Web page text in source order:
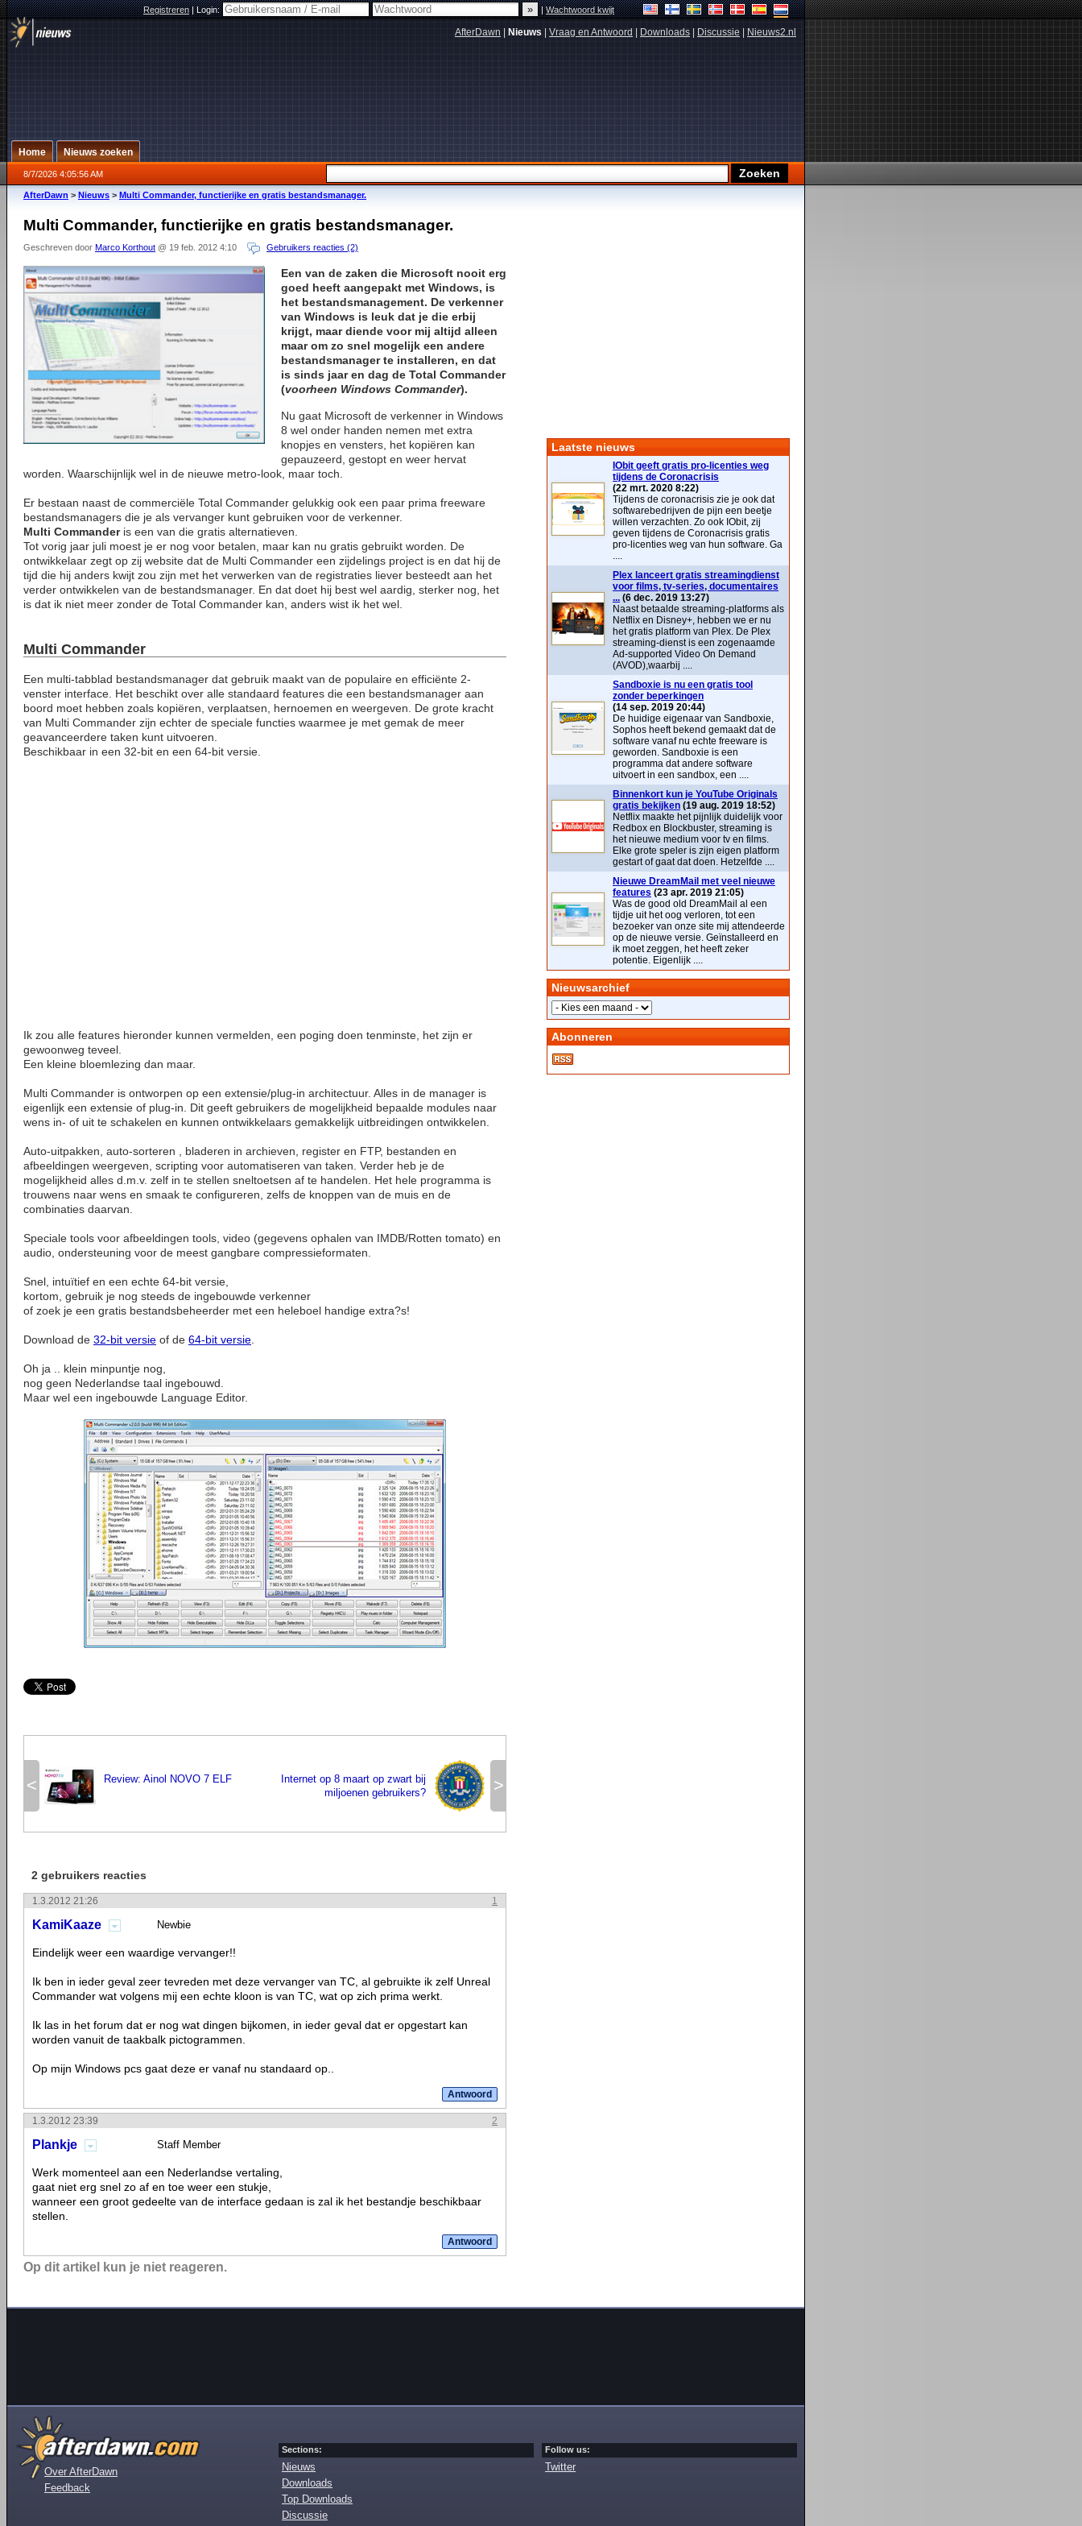
Registreren|Login: |Wachtwoord kwijt
AfterDawn Nieuws Vraag en Antwoord Downloads Discussie Nieuws2.nl
Home Nieuws zoeken
8/7/2026 4:05:56 AM
AfterDawn > Nieuws > Multi Commander, functierijke en gratis bestandsmanager.
Multi Commander, functierijke en gratis bestandsmanager.
Geschreven door Marco Korthout @ 19 feb. 2012 4:10 Gebruikers reacties (2)
Een van de zaken die Microsoft nooit erg
goed heeft aangepakt met Windows, is
het bestandsmanagement. De verkenner
van Windows is leuk dat je die erbij
krijgt, maar diende voor mij altijd alleen
maar om zo snel mogelijk een andere
bestandsmanager te installeren, en dat
is sinds jaar en dag de Total Commander
(voorheen Windows Commander).
Nu gaat Microsoft de verkenner in Windows
8 wel onder handen nemen met extra
knopjes en vensters, het kopiëren kan
gepauzeerd, gestopt en weer hervat
worden. Waarschijnlijk wel in de nieuwe metro-look, maar toch.
Er bestaan naast de commerciële Total Commander gelukkig ook een paar prima freeware
bestandsmanagers die je als vervanger kunt gebruiken voor de verkenner.
Multi Commanderis een van die gratis alternatieven.
Tot vorig jaar juli moest je er nog voor betalen, maar kan nu gratis gebruikt worden. De
ontwikkelaar zegt op zij website dat de Multi Commander een zijdelings project is en dat hij de
tijd die hij anders kwijt zou zijn met het verwerken van de registraties liever besteedt aan het
verder ontwikkelen van de bestandsmanager. En dat doet hij best wel aardig, sterker nog, het
is dat ik niet meer zonder de Total Commander kan, anders wist ik het wel.
Multi Commander
Een multi-tabblad bestandsmanager dat gebruik maakt van de populaire en efficiënte 2-
venster interface. Het beschikt over alle standaard features die een bestandsmanager aan
boord moet hebben zoals kopiëren, verplaatsen, hernoemen en weergeven. De grote kracht
van Multi Commander zijn echter de speciale functies waarmee je met gemak de meer
geavanceerdere taken kunt uitvoeren.
Beschikbaar in een 32-bit en een 64-bit versie.
Ik zou alle features hieronder kunnen vermelden, een poging doen tenminste, het zijn er
gewoonweg teveel.
Een kleine bloemlezing dan maar.
Multi Commander is ontworpen op een extensie/plug-in architectuur. Alles in de manager is
eigenlijk een extensie of plug-in. Dit geeft gebruikers de mogelijkheid bepaalde modules naar
wens in- of uit te schakelen en kunnen ontwikkelaars gemakkelijk uitbreidingen ontwikkelen.
Auto-uitpakken, auto-sorteren , bladeren in archieven, register en FTP, bestanden en
afbeeldingen weergeven, scripting voor automatiseren van taken. Verder heb je de
mogelijkheid alles d.m.v. zelf in te stellen sneltoetsen af te handelen. Het hele programma is
trouwens naar wens en smaak te configureren, zelfs de knoppen van de muis en de
combinaties daarvan.
Speciale tools voor afbeeldingen tools, video (gegevens ophalen van IMDB/Rotten tomato) en
audio, ondersteuning voor de meest gangbare compressieformaten.
Snel, intuïtief en een echte 64-bit versie,
kortom, gebruik je nog steeds de ingebouwde verkenner
of zoek je een gratis bestandsbeheerder met een heleboel handige extra?s!
Download de 32-bit versie of de 64-bit versie
Oh ja .. klein minpuntje nog,
nog geen Nederlandse taal ingebouwd.
Maar wel een ingebouwde Language Editor.
< Review: Ainol NOVO 7 ELF >
Internet op 8 maart op zwart bij
miljoenen gebruikers?
2 gebruikers reacties
1
1.3.2012 21:26
KamiKaaze Newbie
Eindelijk weer een waardige vervanger!!
Ik ben in ieder geval zeer tevreden met deze vervanger van TC, al gebruikte ik zelf Unreal
Commander wat volgens mij een echte kloon is van TC, wat op zich prima werkt.
Ik las in het forum dat er nog wat dingen bijkomen, in ieder geval dat er opgestart kan
worden vanuit de taakbalk pictogrammen.
Op mijn Windows pcs gaat deze er vanaf nu standaard op..
2
1.3.2012 23:39
Plankje Staff Member
Werk momenteel aan een Nederlandse vertaling,
gaat niet erg snel zo af en toe weer een stukje,
wanneer een groot gedeelte van de interface gedaan is zal ik het bestandje beschikbaar
stellen.
Op dit artikel kun je niet reageren.
Laatste nieuws
IObit geeft gratis pro-licenties weg
tijdens de Coronacrisis
(22 mrt. 2020 8:22)
Tijdens de coronacrisis zie je ook dat
softwarebedrijven de pijn een beetje
willen verzachten. Zo ook IObit, zij
geven tijdens de Coronacrisis gratis
pro-licenties weg van hun software. Ga
....
Plex lanceert gratis streamingdienst
voor films, tv-series, documentaires
... (6 dec. 2019 13:27)
Naast betaalde streaming-platforms als
Netflix en Disney+, hebben we er nu
het gratis platform van Plex. De Plex
streaming-dienst is een zogenaamde
Ad-supported Video On Demand
(AVOD),waarbij ....
Sandboxie is nu een gratis tool
zonder beperkingen
(14 sep. 2019 20:44)
De huidige eigenaar van Sandboxie,
Sophos heeft bekend gemaakt dat de
software vanaf nu echte freeware is
geworden. Sandboxie is een
programma dat andere software
uitvoert in een sandbox, een ....
Binnenkort kun je YouTube Originals
gratis bekijken (19 aug. 2019 18:52)
Netflix maakte het pijnlijk duidelijk voor
Redbox en Blockbuster, streaming is
het nieuwe medium voor tv en films.
Elke grote speler is zijn eigen platform
gestart of gaat dat doen. Hetzelfde ....
Nieuwe DreamMail met veel nieuwe
features (23 apr. 2019 21:05)
Was de good old DreamMail al een
tijdje uit het oog verloren, tot een
bezoeker van onze site mij attendeerde
op de nieuwe versie. Geïnstalleerd en
ik moet zeggen, het heeft zeker
potentie. Eigenlijk ....
Nieuwsarchief
Abonneren
Over AfterDawn
Feedback
Sections:
Nieuws
Downloads
Top Downloads
Discussie
Follow us:
Twitter